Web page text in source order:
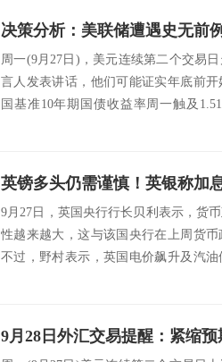
周一(9月27日)，美元连续第二个交易
言人发表讲话，他们可能证实年底前
国基准10年期国债收益率周一触及
9月27日，英国央行行长贝利表示，货
性越来越大，这与该国央行在上周货
不过，野村表示，英国电价飙升及汽